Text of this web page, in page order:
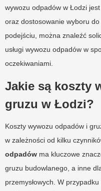
wywozu odpadów w Łodzi
oraz dostosowanie wyboru
podejściu, można znaleźć
usługi wywozu odpadów w
oczekiwaniami.
Jakie są koszty
gruzu w Łodzi?
Koszty wywozu odpadów i
w zależności od kilku
odpadów ma kluczowe
gruzu budowlanego, a inne
przemysłowych. W